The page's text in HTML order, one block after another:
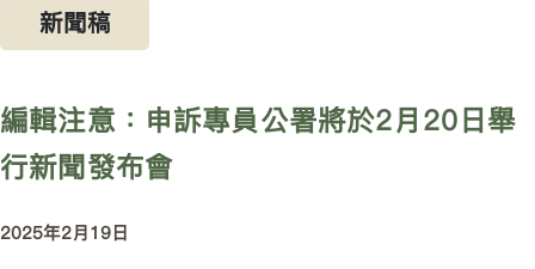
新聞稿
編輯注意：申訴專員公署將於2月20日舉
行新聞發布會
2025年2月19日